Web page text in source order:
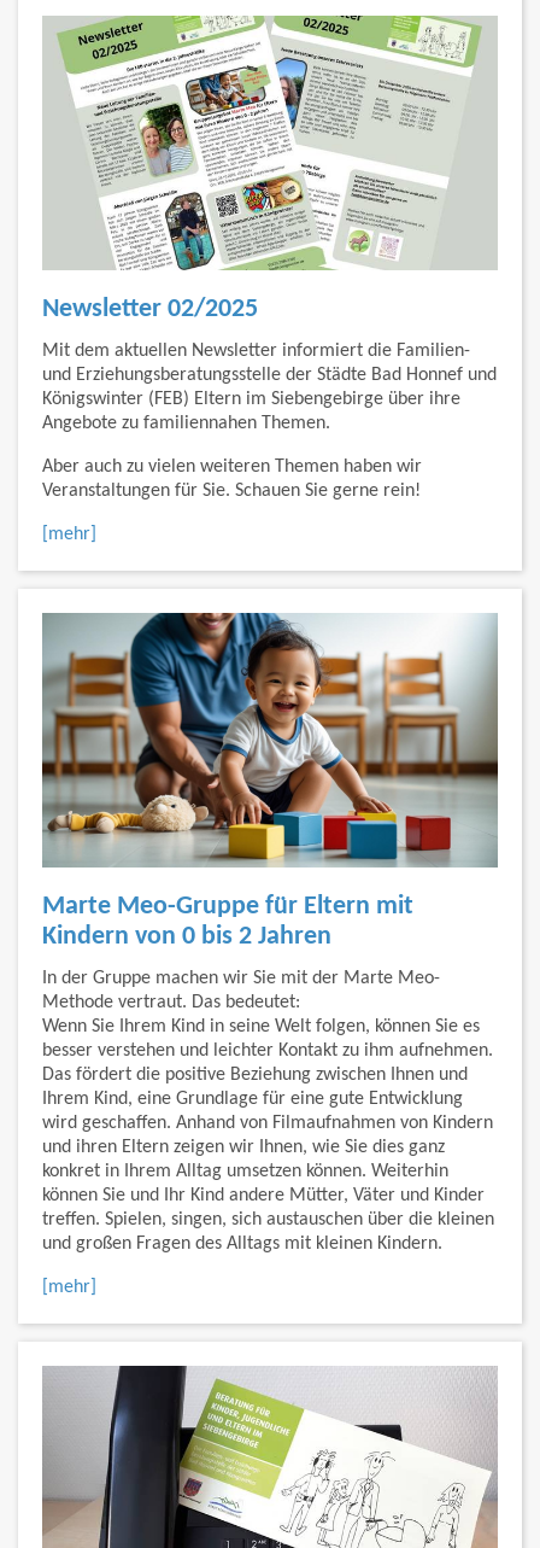
Newsletter 02/2025
Mit dem aktuellen Newsletter informiert die Familien-
und Erziehungsberatungsstelle der Städte Bad Honnef und
Königswinter (FEB) Eltern im Siebengebirge über ihre
Angebote zu familiennahen Themen.
Aber auch zu vielen weiteren Themen haben wir
Veranstaltungen für Sie. Schauen Sie gerne rein!
[mehr]
Marte Meo-Gruppe für Eltern mit
Kindern von 0 bis 2 Jahren
In der Gruppe machen wir Sie mit der Marte Meo-
Methode vertraut. Das bedeutet:
Wenn Sie Ihrem Kind in seine Welt folgen, können Sie es
besser verstehen und leichter Kontakt zu ihm aufnehmen.
Das fördert die positive Beziehung zwischen Ihnen und
Ihrem Kind, eine Grundlage für eine gute Entwicklung
wird geschaffen. Anhand von Filmaufnahmen von Kindern
und ihren Eltern zeigen wir Ihnen, wie Sie dies ganz
konkret in Ihrem Alltag umsetzen können. Weiterhin
können Sie und Ihr Kind andere Mütter, Väter und Kinder
treffen. Spielen, singen, sich austauschen über die kleinen
und großen Fragen des Alltags mit kleinen Kindern.
[mehr]